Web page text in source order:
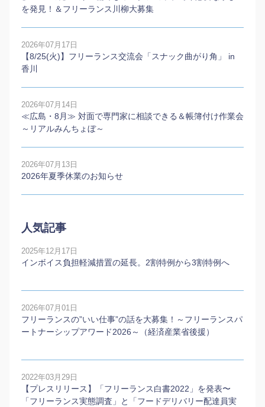
を発見！＆フリーランス川柳大募集
2026年07月17日
【8/25(火)】フリーランス交流会「スナック曲がり角」 in
香川
2026年07月14日
≪広島・8月≫ 対面で専門家に相談できる＆帳簿付け作業会
～リアルみんちょぼ～
2026年07月13日
2026年夏季休業のお知らせ
人気記事
2025年12月17日
インボイス負担軽減措置の延長。2割特例から3割特例へ
2026年07月01日
フリーランスの”いい仕事”の話を大募集！～フリーランスパ
ートナーシップアワード2026～（経済産業省後援）
2022年03月29日
【プレスリリース】「フリーランス白書2022」を発表〜
「フリーランス実態調査」と「フードデリバリー配達員実